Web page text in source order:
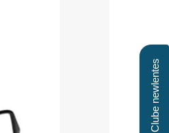
Clube newlentes